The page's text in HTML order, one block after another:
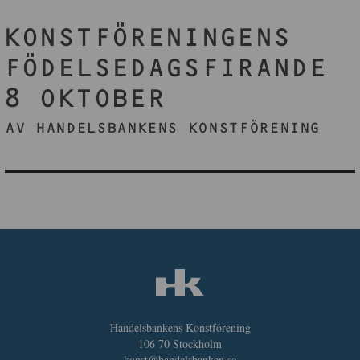
KONSTFÖRENINGENS
FÖDELSEDAGSFIRANDE
8 OKTOBER
AV HANDELSBANKENS KONSTFÖRENING
Handelsbankens Konstförening
106 70 Stockholm